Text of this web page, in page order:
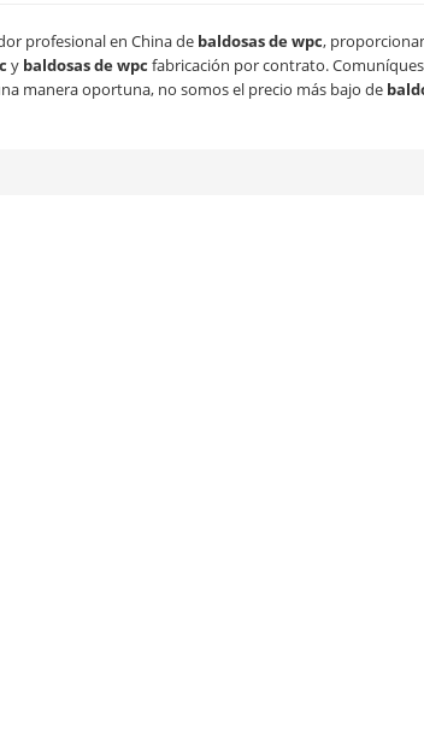
profesional en China de baldosas de wpc,
y baldosas de wpc fabricación por contrato.
manera oportuna, no somos el precio más bajo de